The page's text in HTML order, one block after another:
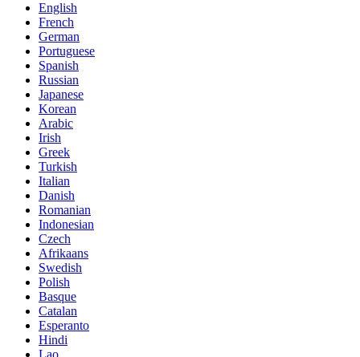
English
French
German
Portuguese
Spanish
Russian
Japanese
Korean
Arabic
Irish
Greek
Turkish
Italian
Danish
Romanian
Indonesian
Czech
Afrikaans
Swedish
Polish
Basque
Catalan
Esperanto
Hindi